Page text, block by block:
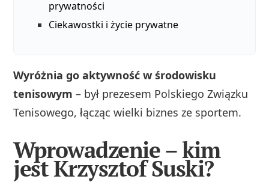
prywatności
Ciekawostki i życie prywatne
Wyróżnia go aktywność w środowisku
tenisowym – był prezesem Polskiego Związku
Tenisowego, łącząc wielki biznes ze sportem.
Wprowadzenie – kim
jest Krzysztof Suski?